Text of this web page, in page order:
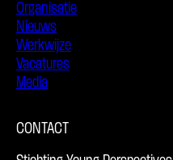
Organisatie
Nieuws
Werkwijze
Vacatures
Media
CONTACT